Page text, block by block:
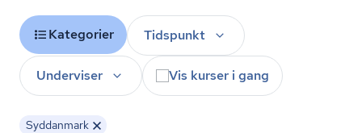
Kategorier Tidspunkt
Underviser Vis kurser i gang
Syddanmark